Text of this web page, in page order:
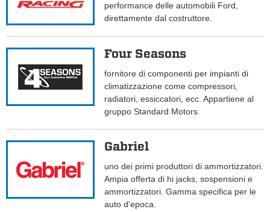
performance delle automobili Ford,
direttamente dal costruttore.
Four Seasons
fornitore di componenti per impianti di
climatizzazione come compressori,
radiatori, essiccatori, ecc. Appartiene al
gruppo Standard Motors.
Gabriel
uno dei primi produttori di ammortizzatori.
Ampia offerta di hi jacks, sospensioni e
ammortizzatori. Gamma specifica per le
auto d'epoca.